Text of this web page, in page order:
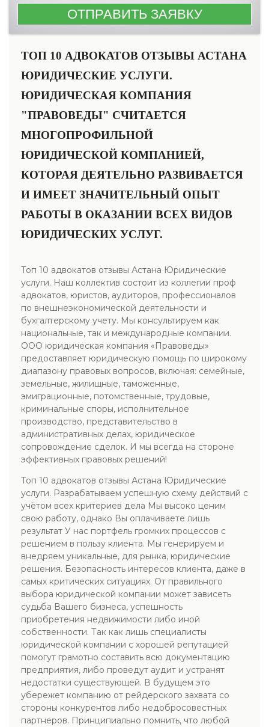
ТОП 10 АДВОКАТОВ ОТЗЫВЫ АСТАНА
ЮРИДИЧЕСКИЕ УСЛУГИ.
ЮРИДИЧЕСКАЯ КОМПАНИЯ
"ПРАВОВЕДЫ" СЧИТАЕТСЯ
МНОГОПРОФИЛЬНОЙ
ЮРИДИЧЕСКОЙ КОМПАНИЕЙ,
КОТОРАЯ ДЕЯТЕЛЬНО РАЗВИВАЕТСЯ
И ИМЕЕТ ЗНАЧИТЕЛЬНЫЙ ОПЫТ
РАБОТЫ В ОКАЗАНИИ ВСЕХ ВИДОВ
ЮРИДИЧЕСКИХ УСЛУГ.
Топ 10 адвокатов отзывы Астана Юридические
услуги. Наш коллектив состоит из коллегии проф
адвокатов, юристов, аудиторов, профессионалов
по внешнеэкономической деятельности и
бухгалтерскому учету. Мы консультируем как
национальные, так и международные компании.
ООО юридическая компания «Правоведы»
предоставляет юридическую помощь по широкому
диапазону правовых вопросов, включая: семейные,
земельные, жилищные, таможенные,
эмиграционные, потомственные, трудовые,
криминальные споры, исполнительное
производство, представительство в
административных делах, юридическое
сопровождение сделок. И мы всегда на стороне
эффективных правовых решений!
Топ 10 адвокатов отзывы Астана Юридические
услуги. Разрабатываем успешную схему действий с
учётом всех критериев дела Мы высоко ценим
свою работу, однако Вы оплачиваете лишь
результат У нас портфель громких процессов с
решением в пользу клиента. Мы генерируем и
внедряем уникальные, для рынка, юридические
решения. Безопасность интересов клиента, даже в
самых критических ситуациях. От правильного
выбора юридической компании может зависеть
судьба Вашего бизнеса, успешность
приобретения недвижимости либо иной
собственности. Так как лишь специалисты
юридической компании с хорошей репутацией
помогут грамотно составить всю документацию
предприятия, либо проведут аудит и устранят
недостатки существующей. В будущем это
убережет компанию от рейдерского захвата со
стороны конкурентов либо недобросовестных
партнеров. Принципиально помнить, что любой